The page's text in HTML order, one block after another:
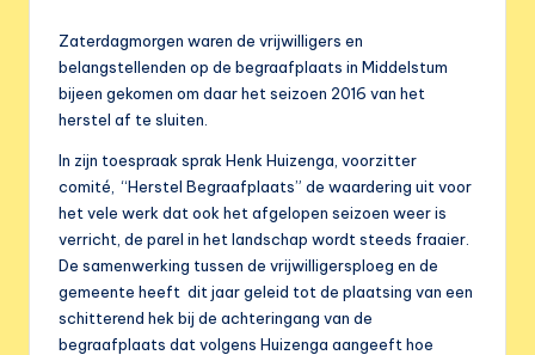
Zaterdagmorgen waren de vrijwilligers en
belangstellenden op de begraafplaats in Middelstum
bijeen gekomen om daar het seizoen 2016 van het
herstel af te sluiten.
In zijn toespraak sprak Henk Huizenga, voorzitter
comité, “Herstel Begraafplaats” de waardering uit voor
het vele werk dat ook het afgelopen seizoen weer is
verricht, de parel in het landschap wordt steeds fraaier.
De samenwerking tussen de vrijwilligersploeg en de
gemeente heeft dit jaar geleid tot de plaatsing van een
schitterend hek bij de achteringang van de
begraafplaats dat volgens Huizenga aangeeft hoe